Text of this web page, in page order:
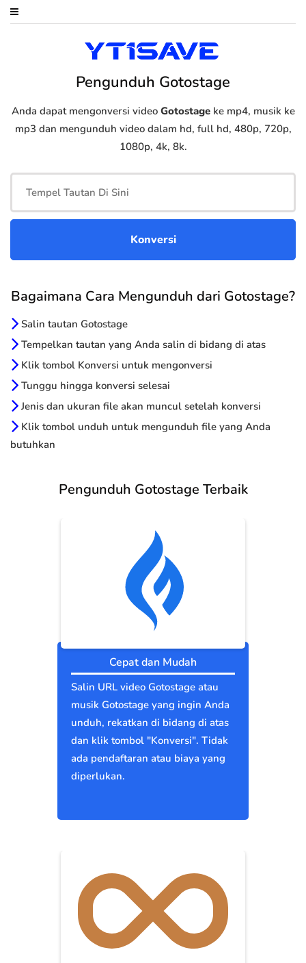
Pengunduh Gotostage
Anda dapat mengonversi video Gotostageke mp4, musik ke
mp3 dan mengunduh video dalam hd, full hd, 480p, 720p,
1080p, 4k, 8k.
Bagaimana Cara Mengunduh dari Gotostage?
Salin tautan Gotostage
Tempelkan tautan yang Anda salin di bidang di atas
Klik tombol Konversi untuk mengonversi
Tunggu hingga konversi selesai
Jenis dan ukuran file akan muncul setelah konversi
Klik tombol unduh untuk mengunduh file yang Anda
butuhkan
Pengunduh Gotostage Terbaik
Cepat dan Mudah
Salin URL video Gotostage atau
musik Gotostage yang ingin Anda
unduh, rekatkan di bidang di atas
dan klik tombol "Konversi". Tidak
ada pendaftaran atau biaya yang
diperlukan.